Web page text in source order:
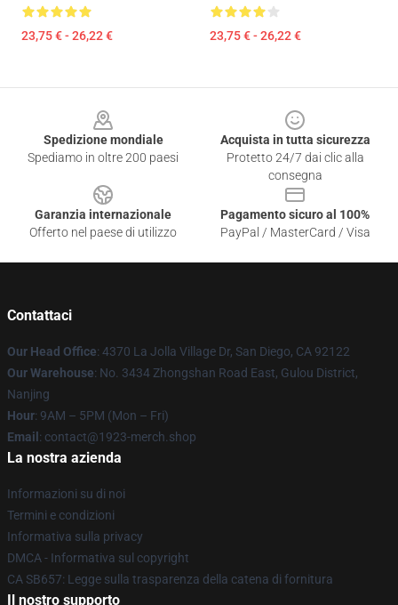
23,75 € - 26,22 € 23,75 € - 26,22 €
Spedizione mondiale
Spediamo in oltre 200 paesi
Acquista in tutta sicurezza
Protetto 24/7 dai clic alla
consegna
Garanzia internazionale
Offerto nel paese di utilizzo
Pagamento sicuro al 100%
PayPal / MasterCard / Visa
Contattaci
Our Head Office: 4370 La Jolla Village Dr, San Diego, CA 92122
Our Warehouse: No. 3434 Zhongshan Road East, Gulou District,
Nanjing
Hour: 9AM – 5PM (Mon – Fri)
Email : contact@1923-merch.shop
La nostra azienda
Informazioni su di noi
Termini e condizioni
Informativa sulla privacy
DMCA - Informativa sul copyright
CA SB657: Legge sulla trasparenza della catena di fornitura
Il nostro supporto